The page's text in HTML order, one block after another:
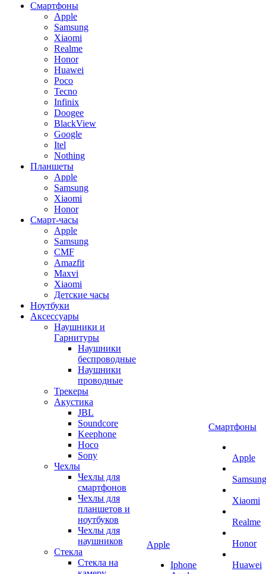
Смартфоны
Apple
Samsung
Xiaomi
Realme
Honor
Huawei
Poco
Tecno
Infinix
Doogee
BlackView
Google
Itel
Nothing
Планшеты
Apple
Samsung
Xiaomi
Honor
Смарт-часы
Apple
Samsung
CMF
Amazfit
Maxvi
Xiaomi
Детские часы
Ноутбуки
Аксессуары
Наушники и
Гарнитуры
Наушники
беспроводные
Наушники
проводные
Трекеры
Акустика
JBL
Soundcore
Keephone
Hoco
Sony
Чехлы
Чехлы для
смартфонов
Чехлы для
планшетов и
ноутбуков
Чехлы для
наушников
Стекла
Стекла на
Apple
Iphone
Смартфоны
Apple
Samsung
Xiaomi
Realme
Honor
Huawei